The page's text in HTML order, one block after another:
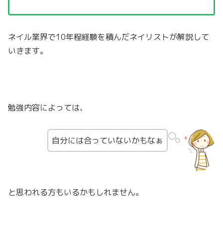
ネイル業界で10年程経験を積んだネイリストが解説して
いきます。
勉強内容によっては、
自分には合っていないかもなぁ
と思われる方もいるかもしれません。